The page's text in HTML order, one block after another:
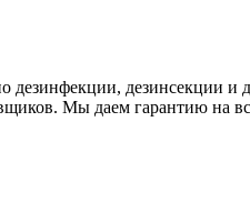
дезинфекции, дезинсекции
Мы даем гарантию на